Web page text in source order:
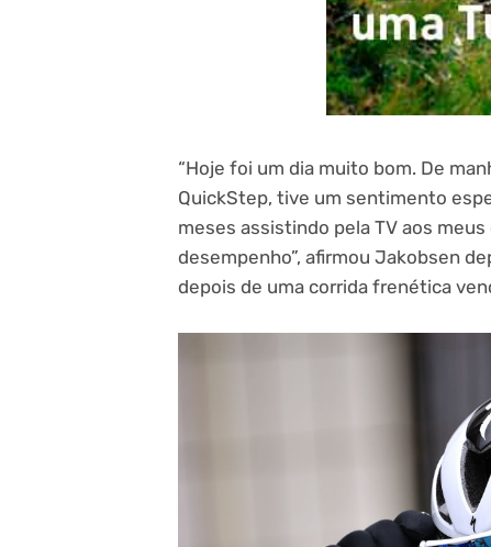
“Hoje foi um dia muito bom. De
QuickStep, tive um sentimento
meses assistindo pela TV aos
desempenho”, afirmou Jakobsen
depois de uma corrida frenética